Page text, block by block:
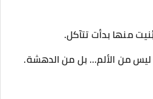
منها بدأت تتآكل.
من الألم… بل من الدهشة.